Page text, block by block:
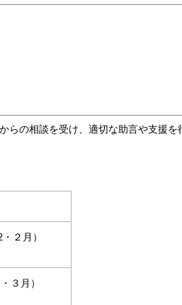
の相談を受け、適切な助言や支援を
２月）
３月）